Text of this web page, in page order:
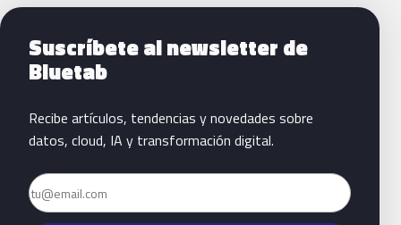
Siguientes pasos con Bluetab
Suscríbete al newsletter de
Bluetab
Recibe artículos, tendencias y novedades sobre
datos, cloud, IA y transformación digital.
Email